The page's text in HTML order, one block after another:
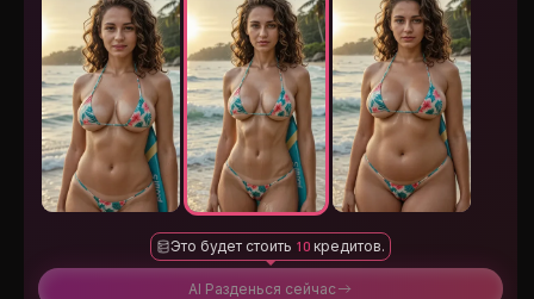
AI Разденься сейчас
Это будет стоить 10 кредитов.